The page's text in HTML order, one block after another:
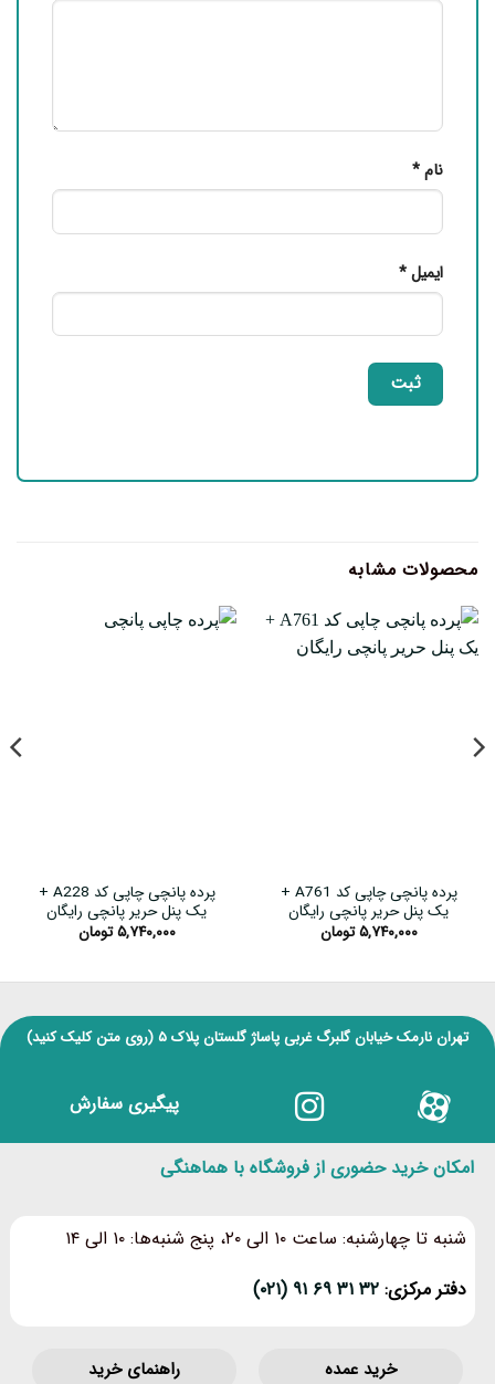
نام*
ایمیل*
محصولات مشابه
پرده پانچی چاپی کد A761 +
یک پنل حریر پانچی رایگان
۵,۷۴۰,۰۰۰ تومان
پرده پانچی چاپی کد A228 +
یک پنل حریر پانچی رایگان
۵,۷۴۰,۰۰۰ تومان
تهران نارمک خیابان گلبرگ غربی پاساژ گلستان پلاک ۵ (روی متن کلیک کنید)
پیگیری سفارش
امکان خرید حضوری از فروشگاه با هماهنگی
شنبه تا چهارشنبه: ساعت ۱۰ الی ۲۰، پنج شنبه‌ها: ۱۰ الی ۱۴
دفتر مرکزی: ۳۲ ۳۱ ۶۹ ۹۱ (۰۲۱)
خرید عمده راهنمای خرید